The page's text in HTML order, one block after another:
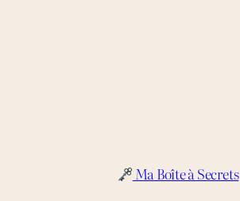
Ma Boîte à Secrets